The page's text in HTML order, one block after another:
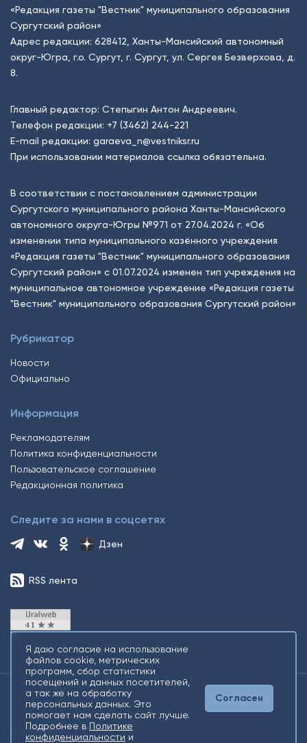
«Редакция газеты "Вестник" муниципального образования
Сургутский район»
Адрес редакции: 628412, Ханты-Мансийский автономный
округ-Югра, г.о. Сургут, г. Сургут, ул. Сергея Безверхова, д.
8.
Главный редактор: Степыгин Антон Андреевич.
Телефон редакции: +7 (3462) 244-221
E-mail редакции: garaeva_n@vestniksr.ru
При использовании материалов ссылка обязательна.
В соответствии с постановлением администрации
Сургутского муниципального района Ханты-Мансийского
автономного округа-Югры №971 от 27.04.2024 г. «Об
изменении типа муниципального казённого учреждения
«Редакция газеты "Вестник" муниципального образования
Сургутский район» с 01.07.2024 изменен тип учреждения на
муниципальное автономное учреждение «Редакция газеты
"Вестник" муниципального образования Сургутский район»
Рубрикатор
Новости
Официально
Информация
Рекламодателям
Политика конфиденциальности
Пользовательское соглашение
Редакционная политика
Следите за нами в соцсетях
Дзен
RSS лента
2026 © Все права защищены. Сетевое издание Информационное
агентство «Югорский снегирь» +16
Я даю согласие на использование
файлов cookie, метрических
программ, сбор статистики
посещений и данных посетителей,
а так же на обработку
персональных данных. Это
помогает нам сделать сайт лучше.
Подробнее в Политике
конфиденциальности и
Согласен